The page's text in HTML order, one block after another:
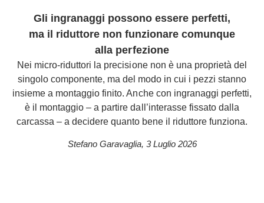
Gli ingranaggi possono essere perfetti,
ma il riduttore non funzionare comunque
alla perfezione
Nei micro-riduttori la precisione non è una proprietà del
singolo componente, ma del modo in cui i pezzi stanno
insieme a montaggio finito. Anche con ingranaggi perfetti,
è il montaggio – a partire dall’interasse fissato dalla
carcassa – a decidere quanto bene il riduttore funziona.
Stefano Garavaglia, 3 Luglio 2026